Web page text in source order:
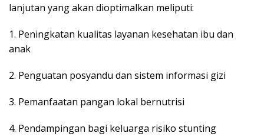
lanjutan yang akan dioptimalkan meliputi:
1. Peningkatan kualitas layanan kesehatan ibu dan
anak
2. Penguatan posyandu dan sistem informasi gizi
3. Pemanfaatan pangan lokal bernutrisi
4. Pendampingan bagi keluarga risiko stunting